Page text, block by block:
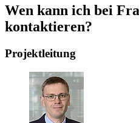
Wen kann ich bei
kontaktieren?
Projektleitung